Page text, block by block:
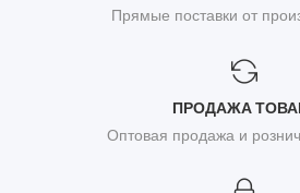
Прямые поставки от
ПРОДАЖА
Оптовая продажа и